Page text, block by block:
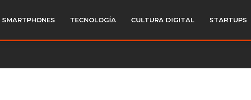
SMARTPHONES TECNOLOGÍA CULTURA DIGITAL STARTUPS